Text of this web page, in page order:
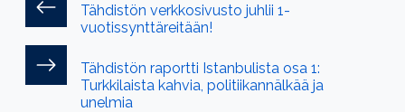
Tähdistön verkkosivusto juhlii 1-
vuotissynttäreitään!
Tähdistön raportti Istanbulista osa 1:
Turkkilaista kahvia, politiikannälkää ja
unelmia